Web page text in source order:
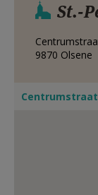
MIJN
St.-
9870 Olsene